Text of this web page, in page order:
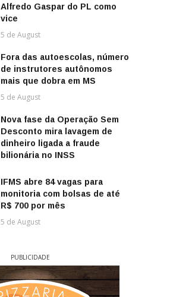
Alfredo Gaspar do PL como
vice
5 de August
Fora das autoescolas, número
de instrutores autônomos
mais que dobra em MS
5 de August
Nova fase da Operação Sem
Desconto mira lavagem de
dinheiro ligada a fraude
bilionária no INSS
IFMS abre 84 vagas para
monitoria com bolsas de até
R$ 700 por mês
5 de August
PUBLICIDADE